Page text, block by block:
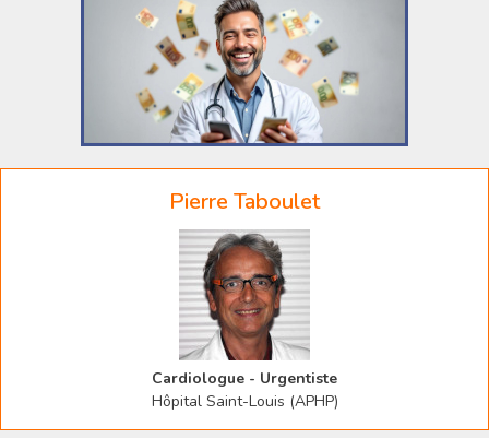
Pierre Taboulet
Cardiologue - Urgentiste
Hôpital Saint-Louis (APHP)